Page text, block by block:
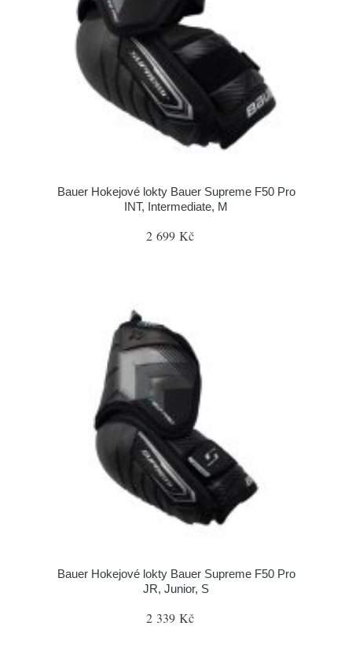
Bauer Hokejové lokty Bauer Supreme F50 Pro
INT, Intermediate, M
2 699 Kč
Bauer Hokejové lokty Bauer Supreme F50 Pro
JR, Junior, S
2 339 Kč